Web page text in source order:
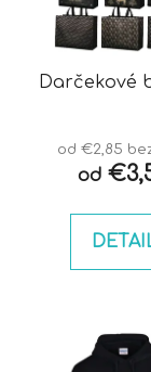
Darčekové
od €2,85
od